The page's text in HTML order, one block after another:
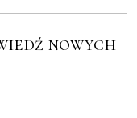
nowych